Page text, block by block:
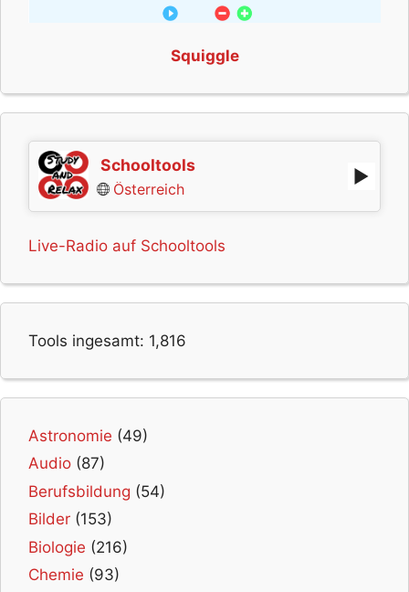
Squiggle
Schooltools
Österreich
Live-Radio auf Schooltools
Tools ingesamt: 1,816
Astronomie (49)
Audio (87)
Berufsbildung (54)
Bilder (153)
Biologie (216)
Chemie (93)